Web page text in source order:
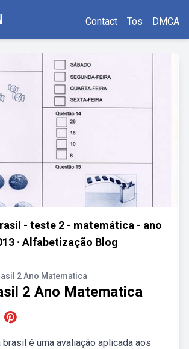
Contact Tos DMCA
- teste 2 - matemática - ano
· Alfabetização Blog
2 Ano Matematica
2 Ano Matematica
brasil é uma avaliação aplicada aos